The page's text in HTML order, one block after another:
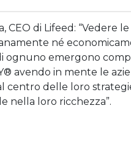
CEO di Lifeed:
né
ognuno emergono
avendo in mente le
centro delle loro
nella loro ricchezza”.